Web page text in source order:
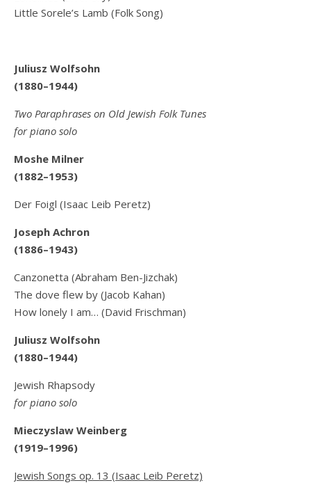
Little Sorele’s Lamb (Folk Song)
Juliusz Wolfsohn
(1880–1944)
Two Paraphrases on Old Jewish Folk Tunes
for piano solo
Moshe Milner
(1882–1953)
Der Foigl (Isaac Leib Peretz)
Joseph Achron
(1886–1943)
Canzonetta (Abraham Ben-Jizchak)
The dove flew by (Jacob Kahan)
How lonely I am… (David Frischman)
Juliusz Wolfsohn
(1880–1944)
Jewish Rhapsody
for piano solo
Mieczyslaw Weinberg
(1919–1996)
Jewish Songs op. 13 (Isaac Leib Peretz)